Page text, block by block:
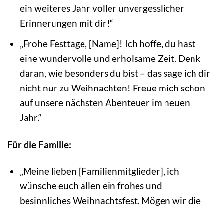
ein weiteres Jahr voller unvergesslicher
Erinnerungen mit dir!“
„Frohe Festtage, [Name]! Ich hoffe, du hast
eine wundervolle und erholsame Zeit. Denk
daran, wie besonders du bist – das sage ich dir
nicht nur zu Weihnachten! Freue mich schon
auf unsere nächsten Abenteuer im neuen
Jahr.“
Für die Familie:
„Meine lieben [Familienmitglieder], ich
wünsche euch allen ein frohes und
besinnliches Weihnachtsfest. Mögen wir die